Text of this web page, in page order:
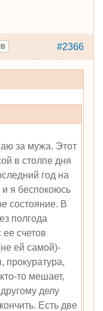
#2366
за мужа. Этот
в столпе дня
год на
я беспокоюсь
состояние. В
полгода
счетов
ей самой)-
прокуратура,
то мешает,
делу
Есть две